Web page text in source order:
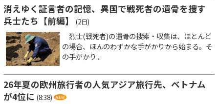
消えゆく証言者の記憶、異国で戦死者の遺骨を捜す
兵士たち【前編】
(2日)
烈士(戦死者)の遺骨の捜索・収集は、ほとんど
の場合、ほんのわずかな手がかりから始まる。そ
の手がかり...
26年夏の欧州旅行者の人気アジア旅行先、ベトナム
が4位に (8:38)